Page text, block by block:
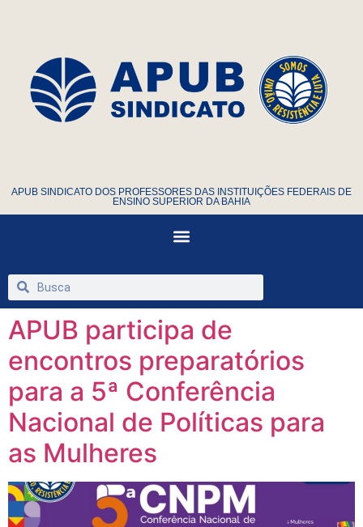
APUB SINDICATO DOS PROFESSORES DAS INSTITUIÇÕES FEDERAIS DE
ENSINO SUPERIOR DA BAHIA
APUB participa de
encontros preparatórios
para a 5ª Conferência
Nacional de Políticas para
as Mulheres